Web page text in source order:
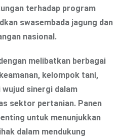
terhadap program
swasembada jagung dan
nasional.
melibatkan berbagai
kelompok tani,
sinergi dalam
sektor pertanian. Panen
untuk menunjukkan
dalam mendukung